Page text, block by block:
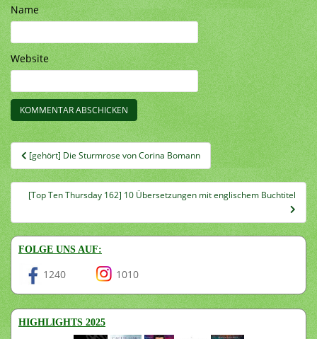
Name
Website
Beitragsnavigation
[gehört] Die Sturmrose von Corina Bomann
[Top Ten Thursday 162] 10 Übersetzungen mit englischem Buchtitel
FOLGE UNS AUF:
1240 1010
HIGHLIGHTS 2025